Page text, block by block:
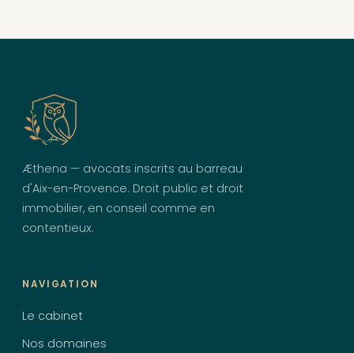
Æthena — avocats inscrits au barreau
d'Aix-en-Provence. Droit public et droit
immobilier, en conseil comme en
contentieux.
NAVIGATION
Le cabinet
Nos domaines